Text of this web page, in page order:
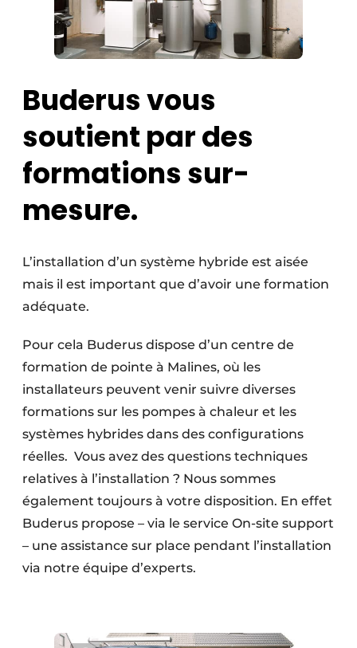
Buderus vous
soutient par des
formations sur-
mesure.
L’installation d’un système hybride est aisée
mais il est important que d’avoir une formation
adéquate.
Pour cela Buderus dispose d’un centre de
formation de pointe à Malines, où les
installateurs peuvent venir suivre diverses
formations sur les pompes à chaleur et les
systèmes hybrides dans des configurations
réelles. Vous avez des questions techniques
relatives à l’installation ? Nous sommes
également toujours à votre disposition. En effet
Buderus propose – via le service On-site support
– une assistance sur place pendant l’installation
via notre équipe d’experts.